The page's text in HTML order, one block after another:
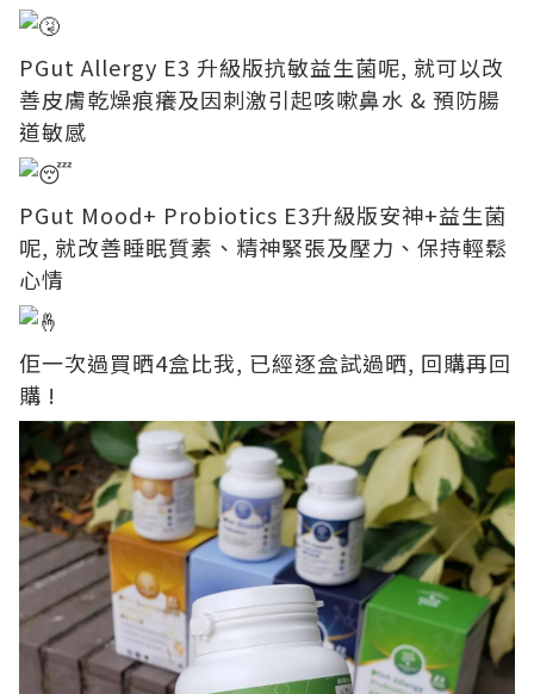
PGut Allergy E3 升級版抗敏益生菌呢, 就可以改
善皮膚乾燥痕癢及因刺激引起咳嗽鼻水 & 預防腸
道敏感
PGut Mood+ Probiotics E3升級版安神+益生菌
呢, 就改善睡眠質素、精神緊張及壓力、保持輕鬆
心情
佢一次過買晒4盒比我, 已經逐盒試過晒, 回購再回
購 !